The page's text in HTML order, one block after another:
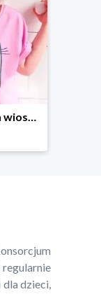
Dodatkowe -25% na wiosenne nowości
dzieci,